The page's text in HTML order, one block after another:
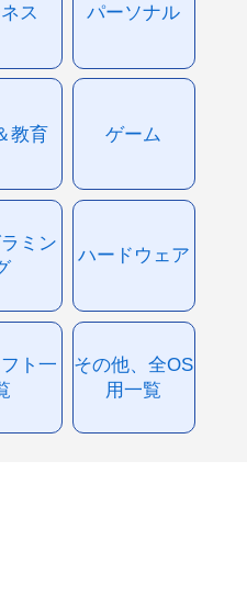
ス パーソナル
教育 ゲーム
ミン
ハードウェア
ト一
その他、全OS
用一覧